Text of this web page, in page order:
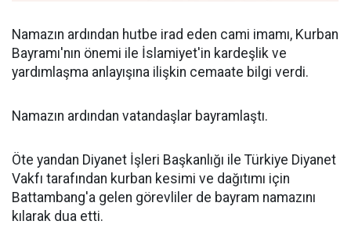
Namazın ardından hutbe irad eden cami imamı, Kurban
Bayramı'nın önemi ile İslamiyet'in kardeşlik ve
yardımlaşma anlayışına ilişkin cemaate bilgi verdi.
Namazın ardından vatandaşlar bayramlaştı.
Öte yandan Diyanet İşleri Başkanlığı ile Türkiye Diyanet
Vakfı tarafından kurban kesimi ve dağıtımı için
Battambang'a gelen görevliler de bayram namazını
kılarak dua etti.